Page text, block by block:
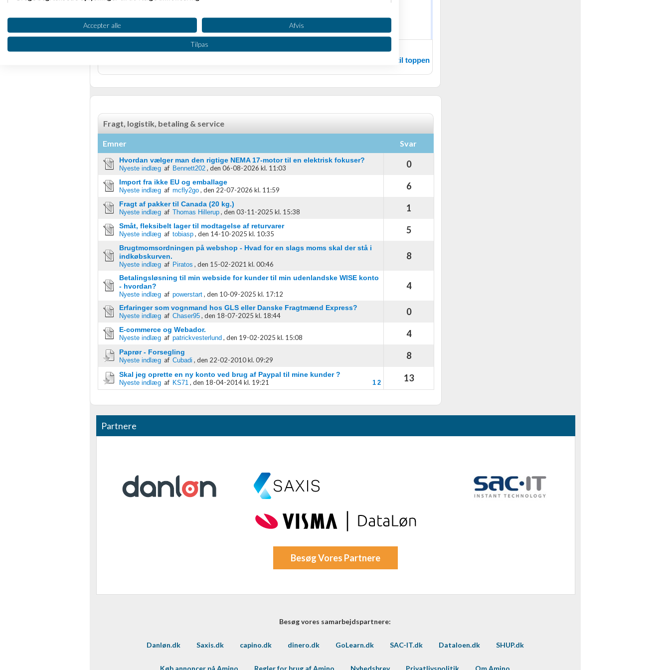
Weebio.dk
Tilbage til toppen
Fragt, logistik, betaling & service
Emner Svar
Hvordan vælger man den rigtige NEMA 17-motor til en elektrisk fokuser?
Nyeste indlægaf Bennett202 , den 06-08-2026 kl. 11:03 0
Import fra ikke EU og emballage
Nyeste indlægaf mcfly2go , den 22-07-2026 kl. 11:59 6
Fragt af pakker til Canada (20 kg.)
Nyeste indlægaf Thomas Hillerup , den 03-11-2025 kl. 15:38 1
Småt, fleksibelt lager til modtagelse af returvarer
Nyeste indlægaf tobiasp , den 14-10-2025 kl. 10:35 5
Brugtmomsordningen på webshop - Hvad for en slags moms skal der stå i
indkøbskurven.
Nyeste indlægaf Piratos , den 15-02-2021 kl. 00:46
8
Betalingsløsning til min webside for kunder til min udenlandske WISE konto
- hvordan?
Nyeste indlægaf powerstart , den 10-09-2025 kl. 17:12
4
Erfaringer som vognmand hos GLS eller Danske Fragtmænd Express?
Nyeste indlægaf Chaser95 , den 18-07-2025 kl. 18:44 0
E-commerce og Webador.
Nyeste indlægaf patrickvesterlund , den 19-02-2025 kl. 15:08 4
Paprør - Forsegling
Nyeste indlægaf Cubadi , den 22-02-2010 kl. 09:29 8
Skal jeg oprette en ny konto ved brug af Paypal til mine kunder ?
Nyeste indlægaf KS71 , den 18-04-2014 kl. 19:21 1 2 13
Partnere
Besøg Vores Partnere
Besøg vores samarbejdspartnere:
Danløn.dk Saxis.dk capino.dk dinero.dk GoLearn.dk SAC-IT.dk Dataloen.dk SHUP.dk
Køb annoncer på Amino Regler for brug af Amino Nyhedsbrev Privatlivspolitik Om Amino
Oprette profiler til tilpasset annoncering
Bruge profiler til at vælge tilpasset annoncering
Måle annonceringseffektivitet
Forstå målgrupper gennem statistikker eller kombinationer af oplysninger fra forskellige
Udvikle og forbedre tjenester
Bruge begrænsede oplysninger til at vælge indhold
Bruge præcise geografiske placeringsoplysninger
Accepter alle Afvis
Tilpas